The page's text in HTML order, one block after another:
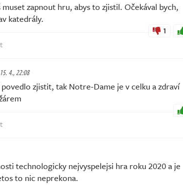
zapnout hru, abys to zjistil. Očekával bych,
katedrály.
1
4., 22:08
zjistit, tak Notre-Dame je v celku a zdraví
technologicky nejvyspelejsi hra roku 2020 a je
to nic neprekona.